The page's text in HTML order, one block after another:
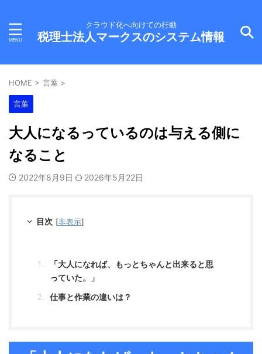
クラウド化へ向けての行動
税理士法人マークスのシステム情報
HOME > 言葉 >
言葉
大人になるっているのは与える側に
なること
2022年8月9日 2026年5月22日
目次 [非表示]
「大人になれば、もっとちゃんと出来ると思
っていた。」
仕事と作業の違いは？